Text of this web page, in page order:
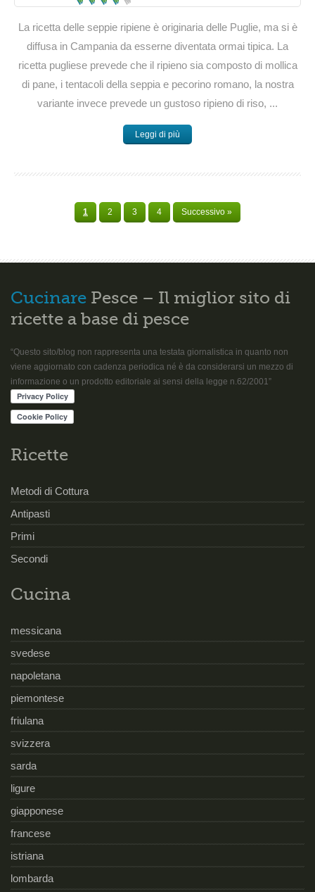
La ricetta delle seppie ripiene è originaria delle Puglie, ma si è
diffusa in Campania da esserne diventata ormai tipica. La
ricetta pugliese prevede che il ripieno sia composto di mollica
di pane, i tentacoli della seppia e pecorino romano, la nostra
variante invece prevede un gustoso ripieno di riso, ...
Leggi di più
1 2 3 4 Successivo »
Cucinare Pesce – Il miglior sito di
ricette a base di pesce
“Questo sito/blog non rappresenta una testata giornalistica in quanto non
viene aggiornato con cadenza periodica né è da considerarsi un mezzo di
informazione o un prodotto editoriale ai sensi della legge n.62/2001”
Ricette
Metodi di Cottura
Antipasti
Primi
Secondi
Cucina
messicana
svedese
napoletana
piemontese
friulana
svizzera
sarda
ligure
giapponese
francese
istriana
lombarda